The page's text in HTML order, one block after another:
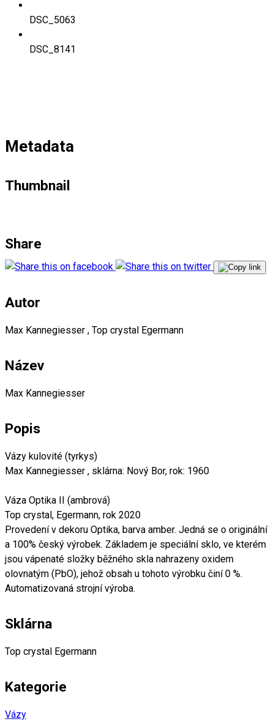
DSC_5063
DSC_8141
Metadata
Thumbnail
Share
Autor
Max Kannegiesser , Top crystal Egermann
Název
Max Kannegiesser
Popis
Vázy kulovité (tyrkys)
Max Kannegiesser , sklárna: Nový Bor, rok: 1960
Váza Optika II (ambrová)
Top crystal, Egermann, rok 2020
Provedení v dekoru Optika, barva amber. Jedná se o originální
a 100% český výrobek. Základem je speciální sklo, ve kterém
jsou vápenaté složky běžného skla nahrazeny oxidem
olovnatým (PbO), jehož obsah u tohoto výrobku činí 0 %.
Automatizovaná strojní výroba.
Sklárna
Top crystal Egermann
Kategorie
Vázy